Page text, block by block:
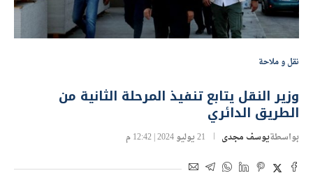
نقل و ملاحة
وزير النقل يتابع تنفيذ المرحلة الثانية من
الطريق الدائري
بواسطةيوسف مجدى 21 يوليو 2024 | 12:42 م